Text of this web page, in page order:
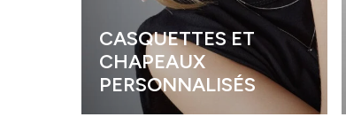
CASQUETTES ET
CHAPEAUX
PERSONNALISÉS